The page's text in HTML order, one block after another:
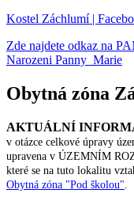
Kostel Záchlumí |
Zde najdete odkaz na
Narozeni Panny Marie
Obytná zóna
AKTUÁLNÍ
v otázce celkové úpravy
upravena v ÚZEMNÍM
které se na tuto lokalitu
Obytná zóna "Pod školou".